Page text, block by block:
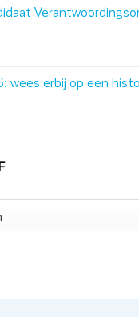
wees erbij op een